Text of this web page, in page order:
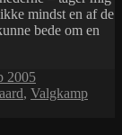
mindst en af de
bede om en
2005Tags
, Valgkamp